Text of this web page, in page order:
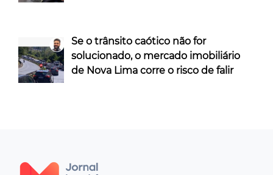
Se o trânsito caótico não for
solucionado, o mercado imobiliário
de Nova Lima corre o risco de falir